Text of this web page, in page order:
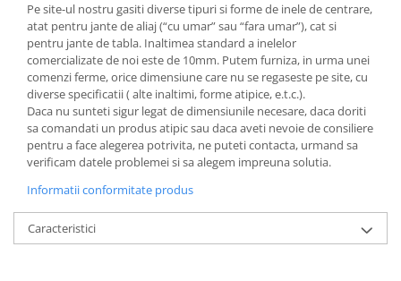
Pe site-ul nostru gasiti diverse tipuri si forme de inele de centrare,
atat pentru jante de aliaj (“cu umar” sau “fara umar”), cat si
pentru jante de tabla. Inaltimea standard a inelelor
comercializate de noi este de 10mm. Putem furniza, in urma unei
comenzi ferme, orice dimensiune care nu se regaseste pe site, cu
diverse specificatii ( alte inaltimi, forme atipice, e.t.c.).
Daca nu sunteti sigur legat de dimensiunile necesare, daca doriti
sa comandati un produs atipic sau daca aveti nevoie de consiliere
pentru a face alegerea potrivita, ne puteti contacta, urmand sa
verificam datele problemei si sa alegem impreuna solutia.
Informatii conformitate produs
Caracteristici